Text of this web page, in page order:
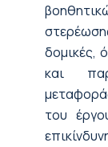
δομικές,
και
του